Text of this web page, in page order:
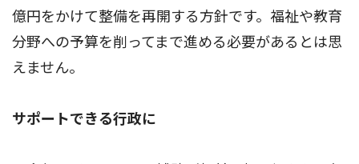
億円をかけて整備を再開する方針です。福祉や教育
分野への予算を削ってまで進める必要があるとは思
えません。
サポートできる行政に